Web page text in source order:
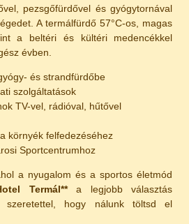
pezsgőfürdővel és gyógytornával
A termálfürdő 57°C-os, magas
a beltéri és kültéri medencékkel
évben.
és strandfürdőbe
szolgáltatások
TV-vel, rádióval, hűtővel
környék felfedezéséhez
Sportcentrumhoz
a nyugalom és a sportos életmód
Termál**a legjobb választás
szeretettel, hogy nálunk töltsd el